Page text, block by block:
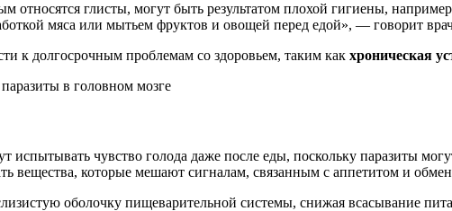
мяса или мытьем фруктов и овощей перед едой», — говорит
к долгосрочным проблемам со здоровьем, таким как хроническая
в головном мозге
чувство голода даже после еды, поскольку паразиты
вещества, которые мешают сигналам, связанным с аппетитом и
слизистую оболочку пищеварительной системы, снижая всасывание